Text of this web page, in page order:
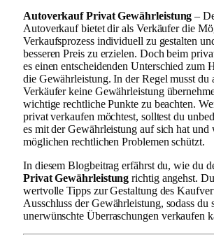
Autoverkauf Privat Gewährleistung –
Autoverkauf bietet dir als Verkäufer die
Verkaufsprozess individuell zu gestalten
besseren Preis zu erzielen. Doch beim
es einen entscheidenden Unterschied zum
die Gewährleistung. In der Regel musst du
Verkäufer keine Gewährleistung
wichtige rechtliche Punkte zu beachten.
privat verkaufen möchtest, solltest du
es mit der Gewährleistung auf sich hat
möglichen rechtlichen Problemen schützt.
In diesem Blogbeitrag erfährst du, wie du
Privat Gewährleistung richtig angehst.
wertvolle Tipps zur Gestaltung des
Ausschluss der Gewährleistung, sodass du
unerwünschte Überraschungen verkaufen